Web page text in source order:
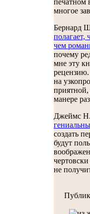
печатном
многое
Бернард
полагает,
чем
почему
мне эту
на
приятной,
манере
Джеймс
создать
будут
не